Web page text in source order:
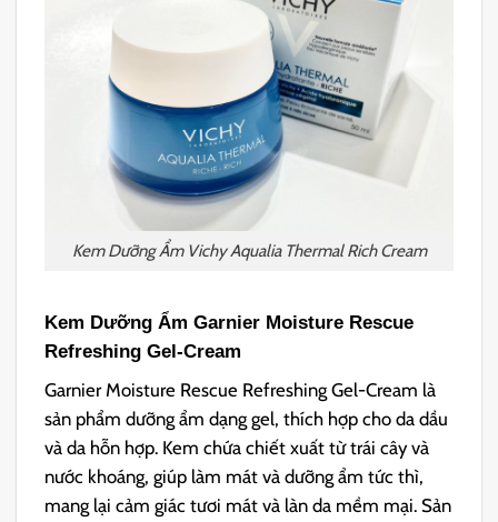
Kem Dưỡng Ẩm Vichy Aqualia Thermal Rich Cream
Kem Dưỡng Ẩm Garnier Moisture Rescue
Refreshing Gel-Cream
Garnier Moisture Rescue Refreshing Gel-Cream là
sản phẩm dưỡng ẩm dạng gel, thích hợp cho da dầu
và da hỗn hợp. Kem chứa chiết xuất từ trái cây và
nước khoáng, giúp làm mát và dưỡng ẩm tức thì,
mang lại cảm giác tươi mát và làn da mềm mại. Sản